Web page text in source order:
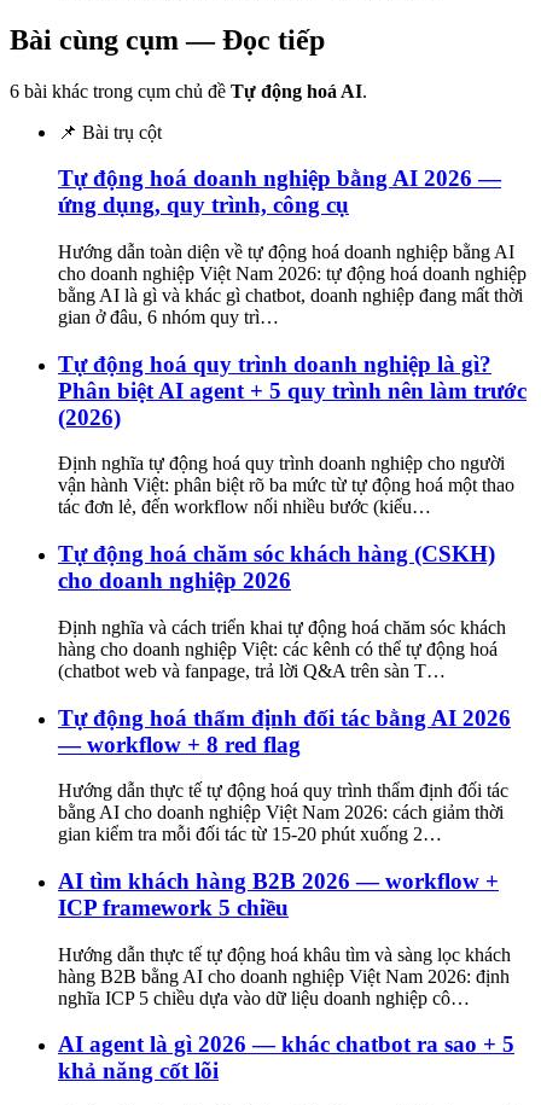
Bài cùng cụm — Đọc tiếp
6 bài khác trong cụm chủ đề Tự động hoá AI.
📌 Bài trụ cột
Tự động hoá doanh nghiệp bằng AI 2026 —
ứng dụng, quy trình, công cụ
Hướng dẫn toàn diện về tự động hoá doanh nghiệp bằng AI
cho doanh nghiệp Việt Nam 2026: tự động hoá doanh nghiệp
bằng AI là gì và khác gì chatbot, doanh nghiệp đang mất thời
gian ở đâu, 6 nhóm quy trì…
Tự động hoá quy trình doanh nghiệp là gì?
Phân biệt AI agent + 5 quy trình nên làm trước
(2026)
Định nghĩa tự động hoá quy trình doanh nghiệp cho người
vận hành Việt: phân biệt rõ ba mức từ tự động hoá một thao
tác đơn lẻ, đến workflow nối nhiều bước (kiểu…
Tự động hoá chăm sóc khách hàng (CSKH)
cho doanh nghiệp 2026
Định nghĩa và cách triển khai tự động hoá chăm sóc khách
hàng cho doanh nghiệp Việt: các kênh có thể tự động hoá
(chatbot web và fanpage, trả lời Q&A trên sàn T…
Tự động hoá thẩm định đối tác bằng AI 2026
— workflow + 8 red flag
Hướng dẫn thực tế tự động hoá quy trình thẩm định đối tác
bằng AI cho doanh nghiệp Việt Nam 2026: cách giảm thời
gian kiểm tra mỗi đối tác từ 15-20 phút xuống 2…
AI tìm khách hàng B2B 2026 — workflow +
ICP framework 5 chiều
Hướng dẫn thực tế tự động hoá khâu tìm và sàng lọc khách
hàng B2B bằng AI cho doanh nghiệp Việt Nam 2026: định
nghĩa ICP 5 chiều dựa vào dữ liệu doanh nghiệp cô…
AI agent là gì 2026 — khác chatbot ra sao + 5
khả năng cốt lõi